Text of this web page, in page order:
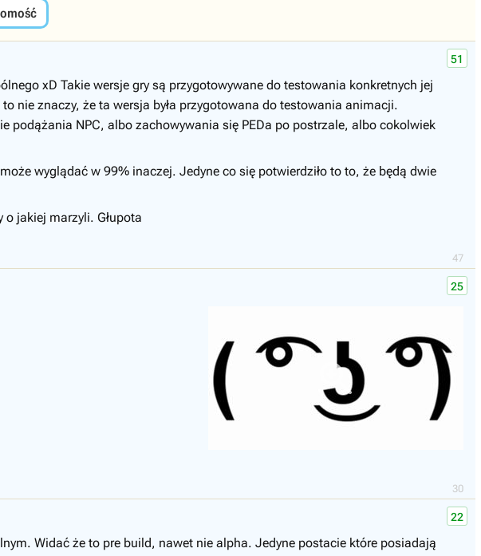
47
51
xD Takie wersje gry są przygotowywane do testowania konkretnych jej
nie znaczy, że ta wersja była przygotowana do testowania animacji.
podążania NPC, albo zachowywania się PEDa po postrzale, albo cokolwiek
wyglądać w 99% inaczej. Jedyne co się potwierdziło to to, że będą dwie
o jakiej marzyli. Głupota
30
25
22
Widać że to pre build, nawet nie alpha. Jedyne postacie które posiadają